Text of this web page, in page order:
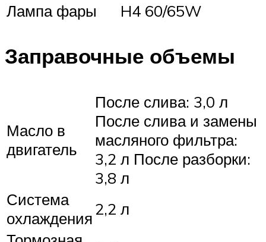
Лампа фары
H4 60/65W
Заправочные объемы
Масло в
двигатель
После слива: 3,0 л
После слива и замены
масляного фильтра:
3,2 л После разборки:
3,8 л
Система
охлаждения2,2 л